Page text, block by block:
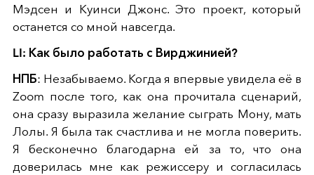
Мэдсен и Куинси Джонс. Это проект, который
останется со мной навсегда.
LI: Как было работать с Вирджинией?
НПБ: Незабываемо. Когда я впервые увидела её в
Zoom после того, как она прочитала сценарий,
она сразу выразила желание сыграть Мону, мать
Лолы. Я была так счастлива и не могла поверить.
Я бесконечно благодарна ей за то, что она
доверилась мне как режиссеру и согласилась